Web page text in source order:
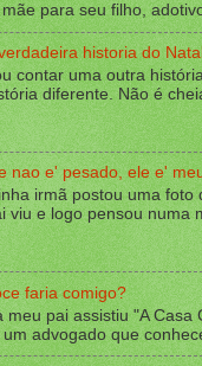
para seu filho,
historia do Natal
contar uma outra
diferente. Não é
nao e' pesado, ele e'
irmã postou uma foto
viu e logo pensou numa
faria comigo?
meu pai assistiu "A
advogado que